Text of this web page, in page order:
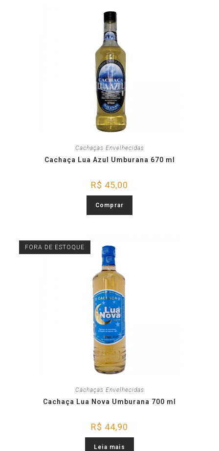
Cachaças Envelhecidas
Cachaça Lua Azul Umburana 670 ml
R$ 45,00
Comprar
FORA DE ESTOQUE
Cachaças Envelhecidas
Cachaça Lua Nova Umburana 700 ml
R$ 44,90
Leia mais